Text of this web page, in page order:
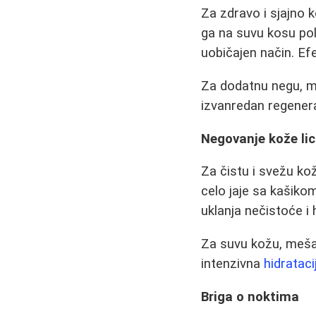
Za zdravo i sjajno
ga na suvu kosu
uobičajen način.
Za dodatnu negu,
izvanredan
Negovanje kože
Za čistu i svežu
celo jaje sa
uklanja nečistoće i
Za suvu kožu,
intenzivna
Briga o noktima